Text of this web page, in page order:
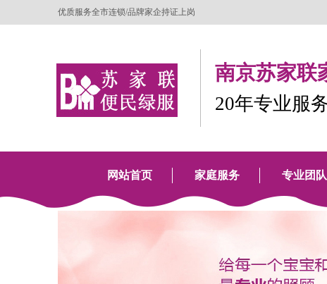
优质服务全市连锁/品牌家企持证上岗
南京苏家联
20年专业服
网站首页 家庭服务 专业团队